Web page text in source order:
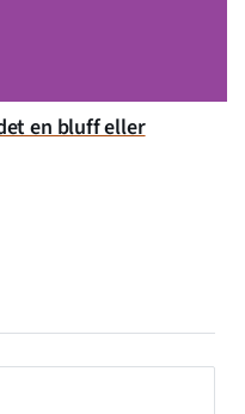
en bluff eller